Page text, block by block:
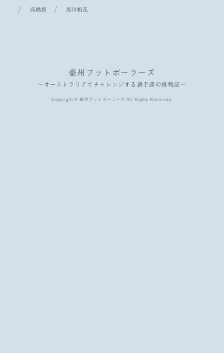
/ 高橋悠 / 黒川帆花
豪州フットボーラーズ
〜オーストラリアでチャレンジする選手達の挑戦記〜
Copyright © 豪州フットボーラーズ All Rights Reserved.